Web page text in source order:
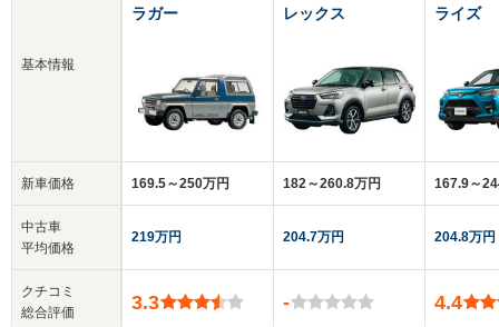
基本情報
新車価格
中古車
平均価格
クチコミ
総合評価
ラガー
169.5～250万円
219万円
3.3
レックス
182～260.8万円
204.7万円
-
ライズ
167.9～
204.8万円
4.4